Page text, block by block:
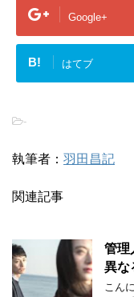
Google+
B! はてブ
-
執筆者： 羽田昌記
関連記事
管理
異な
こん